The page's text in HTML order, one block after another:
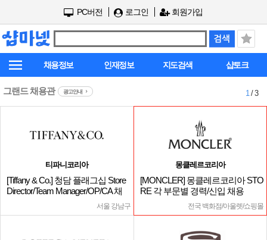
PC버전 로그인 회원가입
채용정보 인재정보 지도검색 샵토크
그랜드 채용관 광고안내 1/ 3
티파니코리아
[Tiffany & Co.] 청담 플래그십 Store
Director/Team Manager/OP/CA 채
서울 강남구
몽클레르코리아
[MONCLER] 몽클레르코리아 STO
RE 각 부문별 경력/신입 채용
전국 백화점/아울렛/쇼핑몰